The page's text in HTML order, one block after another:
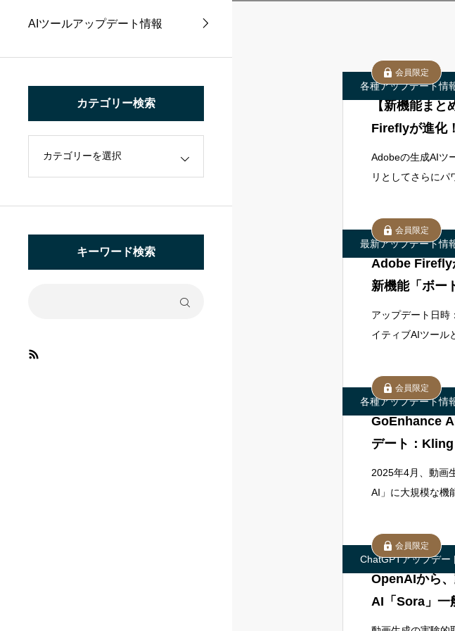
AIツールアップデート情報
カテゴリー検索
キーワード検索
各種アップデート情
会員限定
【新機能ま
Fireflyが進化！
Adobeの生成AIツ
リとしてさらにパ
能な多機能クリエ
化しています。こ
最新アップデート情
会員限定
Adobe Firefly
新機能「ボー
アップデート日時
イティブAIツール
トで大きく進化し
ナルから個人クリ
各種アップデート情
会員限定
GoEnhance
デート：
応で動画生成
2025年4月、動画
AI」に大規模な機
の新モデル「
の導入に
ChatGPTアップデー
会員限定
OpenAIから
AI「Sora」一